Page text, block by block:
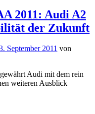
2011: Audi A2
der Zukunft
September 2011 von
Audi mit dem rein
weiteren Ausblick